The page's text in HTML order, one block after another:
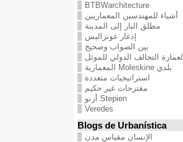
BTBWarchitecture
أشياء للمهندسين المعماريين
مطلق النار إلى المدينة
إدغار غونزاليس
بين الصواب وصحيح
العمارة التحالف الدولي للموئل
بلدي Moleskine المعمارية
استراتيجيات متعددة
مقترحات غير حكيم
Stepien أرنو
Veredes
Blogs de Urbanística
الإنسان مقياس مدن